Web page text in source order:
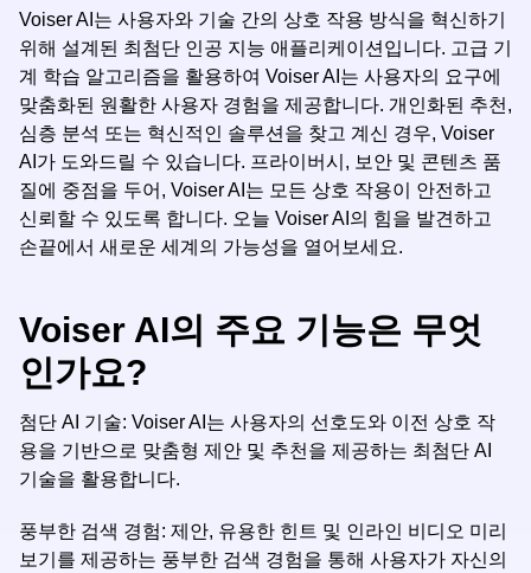
Voiser AI는 사용자와 기술 간의 상호 작용 방식을 혁신하기
위해 설계된 최첨단 인공 지능 애플리케이션입니다. 고급 기
계 학습 알고리즘을 활용하여 Voiser AI는 사용자의 요구에
맞춤화된 원활한 사용자 경험을 제공합니다. 개인화된 추천,
심층 분석 또는 혁신적인 솔루션을 찾고 계신 경우, Voiser
AI가 도와드릴 수 있습니다. 프라이버시, 보안 및 콘텐츠 품
질에 중점을 두어, Voiser AI는 모든 상호 작용이 안전하고
신뢰할 수 있도록 합니다. 오늘 Voiser AI의 힘을 발견하고
손끝에서 새로운 세계의 가능성을 열어보세요.
Voiser AI의 주요 기능은 무엇
인가요?
첨단 AI 기술: Voiser AI는 사용자의 선호도와 이전 상호 작
용을 기반으로 맞춤형 제안 및 추천을 제공하는 최첨단 AI
기술을 활용합니다.
풍부한 검색 경험: 제안, 유용한 힌트 및 인라인 비디오 미리
보기를 제공하는 풍부한 검색 경험을 통해 사용자가 자신의